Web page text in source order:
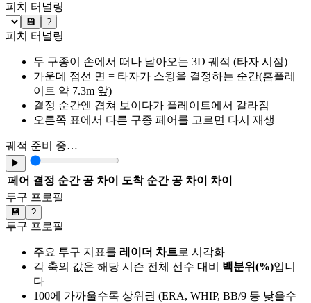
피치 터널링
💾 ?
피치 터널링
두 구종이 손에서 떠나 날아오는 3D 궤적 (타자 시점)
가운데 점선 면 = 타자가 스윙을 결정하는 순간(홈플레
이트 약 7.3m 앞)
결정 순간엔 겹쳐 보이다가 플레이트에서 갈라짐
오른쪽 표에서 다른 구종 페어를 고르면 다시 재생
궤적 준비 중…
▶
페어 결정 순간 공 차이 도착 순간 공 차이
차이
투구 프로필
💾 ?
투구 프로필
주요 투구 지표를 레이더 차트로 시각화
각 축의 값은 해당 시즌 전체 선수 대비 백분위(%)입니
다
100에 가까울수록 상위권 (ERA, WHIP, BB/9 등 낮을수